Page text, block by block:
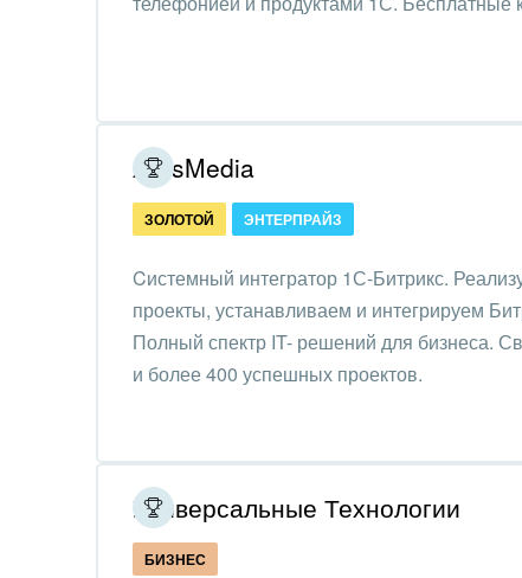
Интернет-магазин и CRM
Крупные корпоративные
внедрения
Внедрение для медицины
Внедрение для
Внедрение онлайн-
продаж
Внедрение онлайн-офиса
/ Интранета
ArtisMedia
ЗОЛОТОЙ ЭНТЕРПРАЙЗ
Cистемный интегратор 1С-Битрикс.
проекты, устанавливаем и интегрируем
Полный спектр IT- решений для бизнеса.
и более 400 успешных проектов.
Универсальные Технологии
БИЗНЕС